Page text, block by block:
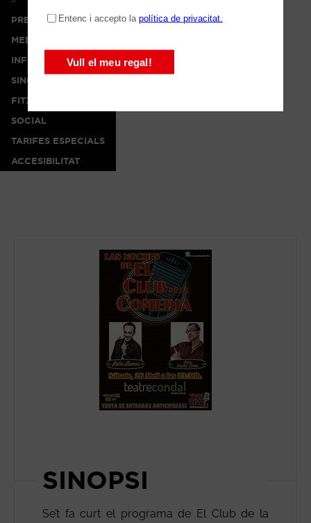
PREMSA
MEDIA
INFO
SINOPSI
FITXA ARTÍSTICA
SOCIAL
TARIFES ESPECIALS
ACCESIBILITAT
SINOPSI
Se’t fa curt el programa de El Club de la